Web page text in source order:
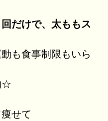
だけで、太ももス
も食事制限もいら
☆
せて